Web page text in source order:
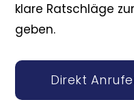
klare Ratschläge
geben.
Direkt